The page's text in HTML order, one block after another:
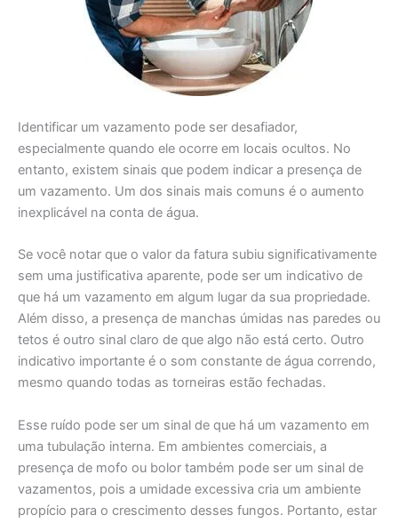
Identificar um vazamento pode ser desafiador,
especialmente quando ele ocorre em locais ocultos. No
entanto, existem sinais que podem indicar a presença de
um vazamento. Um dos sinais mais comuns é o aumento
inexplicável na conta de água.
Se você notar que o valor da fatura subiu significativamente
sem uma justificativa aparente, pode ser um indicativo de
que há um vazamento em algum lugar da sua propriedade.
Além disso, a presença de manchas úmidas nas paredes ou
tetos é outro sinal claro de que algo não está certo. Outro
indicativo importante é o som constante de água correndo,
mesmo quando todas as torneiras estão fechadas.
Esse ruído pode ser um sinal de que há um vazamento em
uma tubulação interna. Em ambientes comerciais, a
presença de mofo ou bolor também pode ser um sinal de
vazamentos, pois a umidade excessiva cria um ambiente
propício para o crescimento desses fungos. Portanto, estar